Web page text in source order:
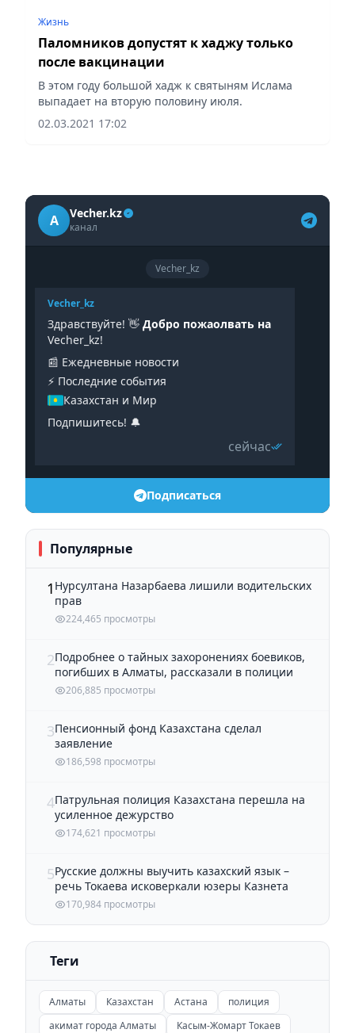
Жизнь
Паломников допустят к хаджу только
после вакцинации
В этом году большой хадж к святыням Ислама
выпадает на вторую половину июля.
02.03.2021 17:02
A Vecher.kz
канал
Vecher_kz
Vecher_kz
Здравствуйте! 👋 Добро пожаолвать на
Vecher_kz!
📰 Ежедневные новости
⚡️ Последние события
Казахстан и Мир
Подпишитесь! 🔔
сейчас
Подписаться
Популярные
1 Нурсултана Назарбаева лишили водительских
прав
224,465 просмотры
2Подробнее о тайных захоронениях боевиков,
погибших в Алматы, рассказали в полиции
206,885 просмотры
3Пенсионный фонд Казахстана сделал
заявление
186,598 просмотры
4Патрульная полиция Казахстана перешла на
усиленное дежурство
174,621 просмотры
5Русские должны выучить казахский язык –
речь Токаева исковеркали юзеры Казнета
170,984 просмотры
Теги
Алматы Казахстан Астана
полиция
акимат города Алматы
Касым-Жомарт Токаев